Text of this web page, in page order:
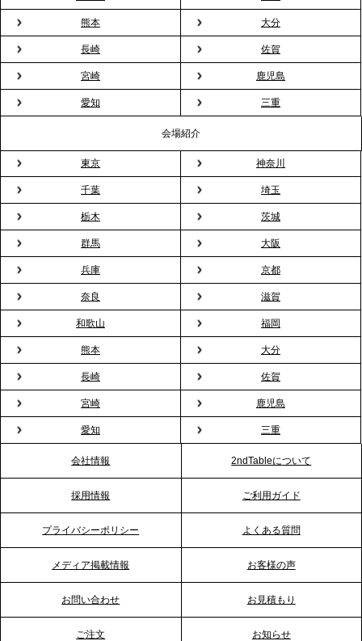
見」が紹介されました
プレスリリースのご案内｜2026年、春の親睦は「花
粉レス」な室内花見。福利厚生としても注目され
る、快適で新しいお花見体験
2026.3.5
プレスリリースのご案内｜「室内お花見」の法人利
用が前年比4倍に急増。オフィスに桜が届く福利厚生
の新定番
2026.2.13
プレスリリースのご案内｜オフィスが「１日限定の
バー」に！福利厚生・社内交流を格上げする《出張
バーテンダー》サービスを開始
2026.1.26
プレスリリースのご案内｜もう「義理チョコ」で悩
まない。職場のバレンタインをケータリングで“福利
厚生”化。採用にも効く新スタイルを提案
2026.1.23
RKB毎日放送「RKB NEWS」で、2ndTable「恵方
巻きケータリング」が紹介されました
2026.1.20
る？「恵方巻きケータリング」で、社内コミュニケ
ーションを活性化
熊本 大分
長崎 佐賀
宮崎 鹿児島
愛知 三重
会場紹介
東京 神奈川
千葉 埼玉
栃木 茨城
群馬 大阪
兵庫 京都
奈良 滋賀
和歌山 福岡
熊本 大分
長崎 佐賀
宮崎 鹿児島
愛知 三重
会社情報 2ndTableについて
採用情報 ご利用ガイド
プライバシーポリシー よくある質問
メディア掲載情報 お客様の声
お問い合わせ お見積もり
ご注文 お知らせ